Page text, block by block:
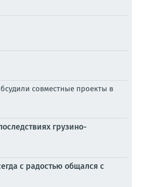
совместные проекты в
грузино-
с радостью общался с